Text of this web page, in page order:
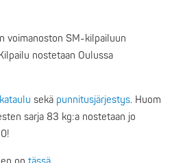
voimanoston SM-kilpailuun
nostetaan Oulussa
sekä punnitusjärjestys. Huom
sarja 83 kg:a nostetaan jo